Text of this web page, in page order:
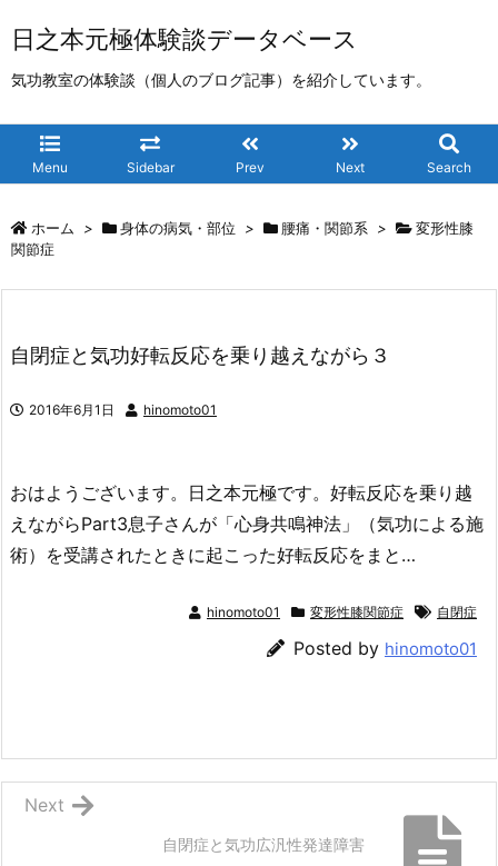
日之本元極体験談データベース
気功教室の体験談（個人のブログ記事）を紹介しています。
Menu Sidebar Prev Next Search
ホーム > 身体の病気・部位 > 腰痛・関節系 >
変形性膝
関節症
自閉症と気功好転反応を乗り越えながら３
2016年6月1日 hinomoto01
おはようございます。日之本元極です。好転反応を乗り越
えながらPart3息子さんが「心身共鳴神法」（気功による施
術）を受講されたときに起こった好転反応をまと…
hinomoto01 変形性膝関節症 自閉症
Posted by hinomoto01
自閉症と気功広汎性発達障害
Next